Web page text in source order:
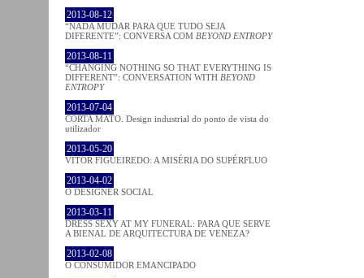
2013-08-12
“NADA MUDAR PARA QUE TUDO SEJA
DIFERENTE”: CONVERSA COM BEYOND ENTROPY
2013-08-11
“CHANGING NOTHING SO THAT EVERYTHING IS
DIFFERENT”: CONVERSATION WITH BEYOND
ENTROPY
2013-07-04
CORTA MATO. Design industrial do ponto de vista do
utilizador
2013-05-20
VÍTOR FIGUEIREDO: A MISÉRIA DO SUPÉRFLUO
2013-04-02
O DESIGNER SOCIAL
2013-03-11
DRESS SEXY AT MY FUNERAL: PARA QUE SERVE
A BIENAL DE ARQUITECTURA DE VENEZA?
2013-02-08
O CONSUMIDOR EMANCIPADO